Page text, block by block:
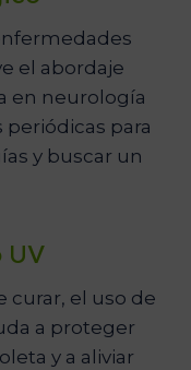
el abordaje
en neurología
periódicas para
y buscar un
UV
curar, el uso de
a proteger
y a aliviar